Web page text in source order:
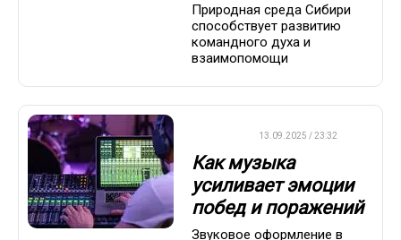
Природная среда Сибири
способствует развитию
командного духа и
взаимопомощи
13.09.2025 / 23:32
Как музыка
усиливает эмоции
побед и поражений
Звуковое оформление в